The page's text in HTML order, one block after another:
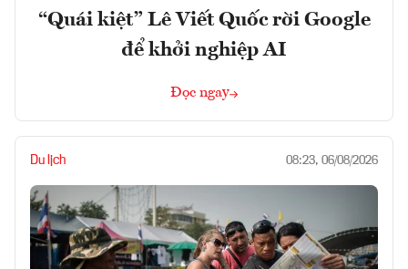
“Quái kiệt” Lê Viết Quốc rời Google
để khởi nghiệp AI
Đọc ngay
Du lịch 08:23, 06/08/2026